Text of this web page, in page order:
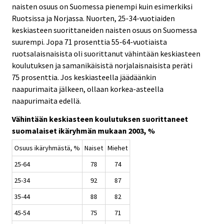
naisten osuus on Suomessa pienempi kuin esimerkiksi
Ruotsissa ja Norjassa. Nuorten, 25-34-vuotiaiden
keskiasteen suorittaneiden naisten osuus on Suomessa
suurempi. Jopa 71 prosenttia 55-64-vuotiaista
ruotsalaisnaisista oli suorittanut vähintään keskiasteen
koulutuksen ja samanikäisistä norjalaisnaisista peräti
75 prosenttia. Jos keskiasteella jäädäänkin
naapurimaita jälkeen, ollaan korkea-asteella
naapurimaita edellä.
Vähintään keskiasteen koulutuksen suorittaneet
suomalaiset ikäryhmän mukaan 2003, %
Osuus ikäryhmästä, % Naiset Miehet
25-64
78
74
25-34
92
87
35-44
88
82
45-54
75
71